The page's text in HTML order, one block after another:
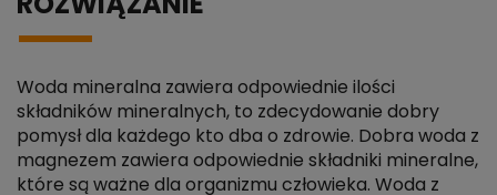
ROZWIĄZANIE
Woda mineralna zawiera odpowiednie ilości
składników mineralnych, to zdecydowanie dobry
pomysł dla każdego kto dba o zdrowie. Dobra woda z
magnezem zawiera odpowiednie składniki mineralne,
które są ważne dla organizmu człowieka. Woda z